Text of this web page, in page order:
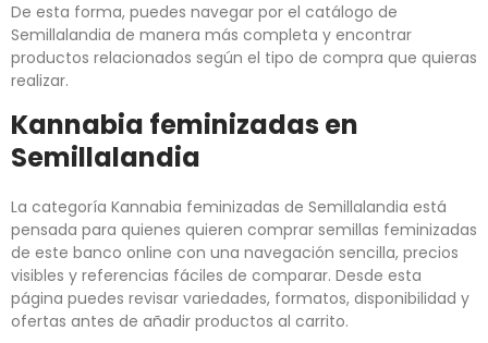
De esta forma, puedes navegar por el catálogo de
Semillalandia de manera más completa y encontrar
productos relacionados según el tipo de compra que quieras
realizar.
Kannabia feminizadas en
Semillalandia
La categoría Kannabia feminizadas de Semillalandia está
pensada para quienes quieren comprar semillas feminizadas
de este banco online con una navegación sencilla, precios
visibles y referencias fáciles de comparar. Desde esta
página puedes revisar variedades, formatos, disponibilidad y
ofertas antes de añadir productos al carrito.